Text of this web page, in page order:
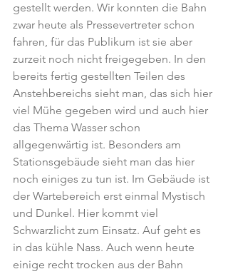
gestellt werden. Wir konnten die Bahn
zwar heute als Pressevertreter schon
fahren, für das Publikum ist sie aber
zurzeit noch nicht freigegeben. In den
bereits fertig gestellten Teilen des
Anstehbereichs sieht man, das sich hier
viel Mühe gegeben wird und auch hier
das Thema Wasser schon
allgegenwärtig ist. Besonders am
Stationsgebäude sieht man das hier
noch einiges zu tun ist. Im Gebäude ist
der Wartebereich erst einmal Mystisch
und Dunkel. Hier kommt viel
Schwarzlicht zum Einsatz. Auf geht es
in das kühle Nass. Auch wenn heute
einige recht trocken aus der Bahn